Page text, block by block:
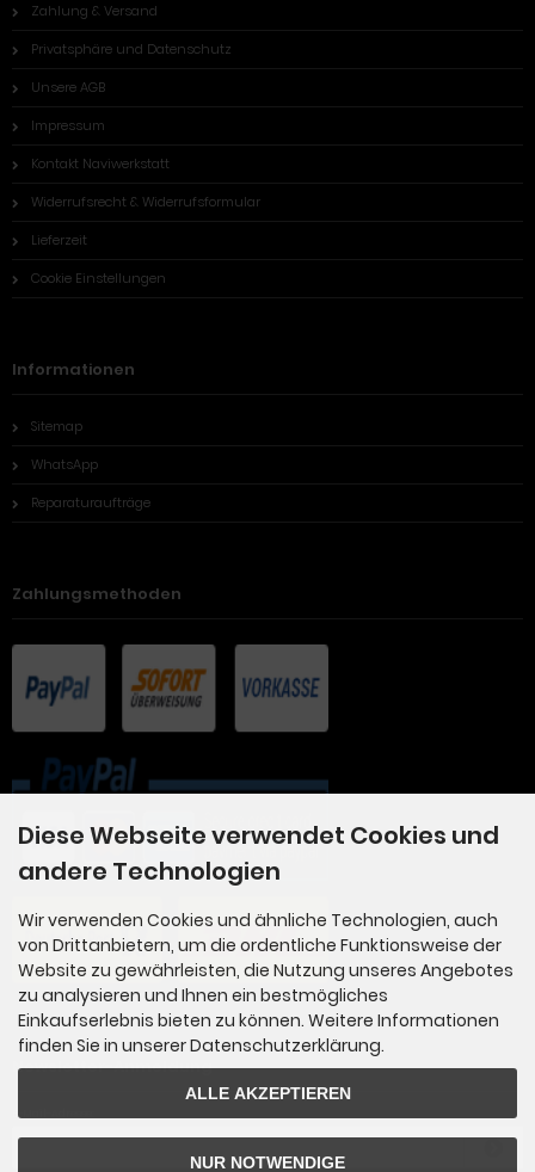
Zahlung & Versand
Privatsphäre und Datenschutz
Unsere AGB
Impressum
Kontakt Naviwerkstatt
Widerrufsrecht & Widerrufsformular
Lieferzeit
Cookie Einstellungen
Informationen
Sitemap
WhatsApp
Reparaturaufträge
Zahlungsmethoden
Newsletter-Anmeldung
E-Mail-Adresse:
Diese Webseite verwendet Cookies und
andere Technologien
Wir verwenden Cookies und ähnliche Technologien, auch
von Drittanbietern, um die ordentliche Funktionsweise der
Website zu gewährleisten, die Nutzung unseres Angebotes
zu analysieren und Ihnen ein bestmögliches
Einkaufserlebnis bieten zu können. Weitere Informationen
finden Sie in unserer Datenschutzerklärung.
ALLE AKZEPTIEREN
NUR NOTWENDIGE